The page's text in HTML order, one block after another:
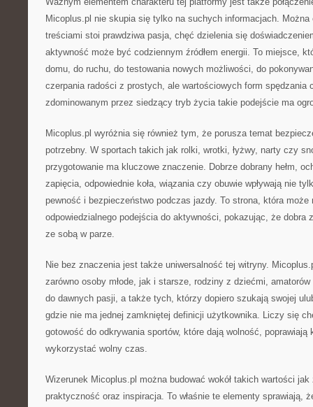
Micoplus.pl nie skupia się tylko na suchych informacjach.
treściami stoi prawdziwa pasja, chęć dzielenia się
aktywność może być codziennym źródłem energii. To miejsce,
domu, do ruchu, do testowania nowych możliwości, do
czerpania radości z prostych, ale wartościowych form spędzania
zdominowanym przez siedzący tryb życia takie podejście ma
Micoplus.pl wyróżnia się również tym, że porusza temat
potrzebny. W sportach takich jak rolki, wrotki, łyżwy, narty czy
przygotowanie ma kluczowe znaczenie. Dobrze dobrany hełm,
zapięcia, odpowiednie koła, wiązania czy obuwie wpływają nie
pewność i bezpieczeństwo podczas jazdy. To strona, która może
odpowiedzialnego podejścia do aktywności, pokazując, że dobra
ze sobą w parze.
Nie bez znaczenia jest także uniwersalność tej witryny.
zarówno osoby młode, jak i starsze, rodziny z dziećmi,
do dawnych pasji, a także tych, którzy dopiero szukają swojej
gdzie nie ma jednej zamkniętej definicji użytkownika. Liczy się
gotowość do odkrywania sportów, które dają wolność, poprawiają
wykorzystać wolny czas.
Wizerunek Micoplus.pl można budować wokół takich wartości
praktyczność oraz inspiracja. To właśnie te elementy sprawiają,